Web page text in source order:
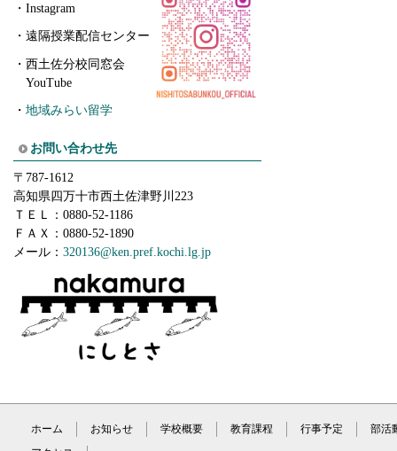
・ Instagram
・ 遠隔授業配信センター
・ 西土佐分校同窓会
YouTube
・ 地域みらい留学
お問い合わせ先
〒787-1612
高知県四万十市西土佐津野川223
ＴＥＬ：0880-52-1186
ＦＡＸ：0880-52-1890
メール： 320136@ken.pref.kochi.lg.jp
ホーム お知らせ 学校概要 教育課程 行事予定
部活